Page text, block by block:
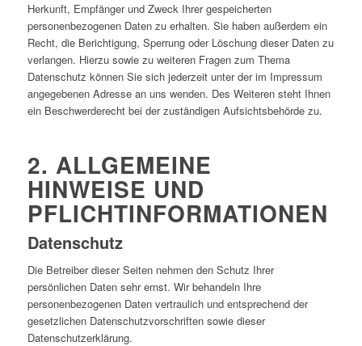
Herkunft, Empfänger und Zweck Ihrer gespeicherten
personenbezogenen Daten zu erhalten. Sie haben außerdem ein
Recht, die Berichtigung, Sperrung oder Löschung dieser Daten zu
verlangen. Hierzu sowie zu weiteren Fragen zum Thema
Datenschutz können Sie sich jederzeit unter der im Impressum
angegebenen Adresse an uns wenden. Des Weiteren steht Ihnen
ein Beschwerderecht bei der zuständigen Aufsichtsbehörde zu.
2. ALLGEMEINE
HINWEISE UND
PFLICHTINFORMATIONEN
Datenschutz
Die Betreiber dieser Seiten nehmen den Schutz Ihrer
persönlichen Daten sehr ernst. Wir behandeln Ihre
personenbezogenen Daten vertraulich und entsprechend der
gesetzlichen Datenschutzvorschriften sowie dieser
Datenschutzerklärung.